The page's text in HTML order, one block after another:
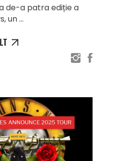
de-a patra ediție a
un